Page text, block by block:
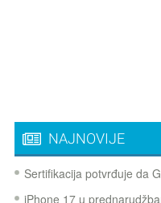
NAJNOVIJE
Sertifikacija potvrđuje da
iPhone 17 u